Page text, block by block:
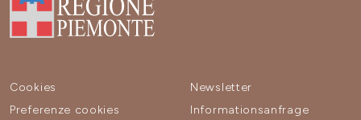
Cookies
Preferenze cookies
Newsletter
Informationsanfrage